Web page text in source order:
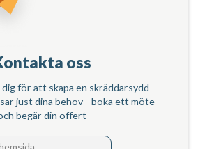
oss
för att skapa en skräddarsydd
just dina behov - boka ett möte
begär din offert